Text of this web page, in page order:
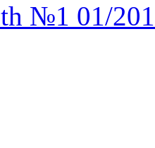
№1 01/